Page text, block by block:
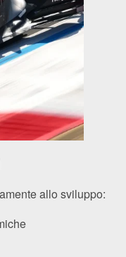
allo sviluppo: